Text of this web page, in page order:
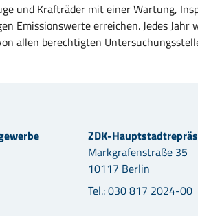
und Krafträder mit einer Wartung,
Emissionswerte erreichen. Jedes
allen berechtigten
ZDK-
Markgrafenstraße 35
10117 Berlin
Tel.: 030 817 2024-00